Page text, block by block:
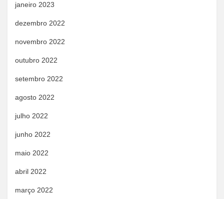
janeiro 2023
dezembro 2022
novembro 2022
outubro 2022
setembro 2022
agosto 2022
julho 2022
junho 2022
maio 2022
abril 2022
março 2022